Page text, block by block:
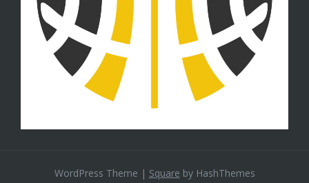
WordPress Theme | Square by HashThemes